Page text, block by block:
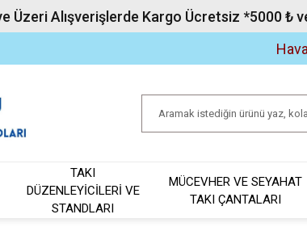
Üzeri Alışverişlerde Kargo Ücretsiz *5000 ₺
TAKI
DÜZENLEYİCİLERİ VE
STANDLARI
MÜCEVHER VE SEYAHAT
TAKI ÇANTALARI